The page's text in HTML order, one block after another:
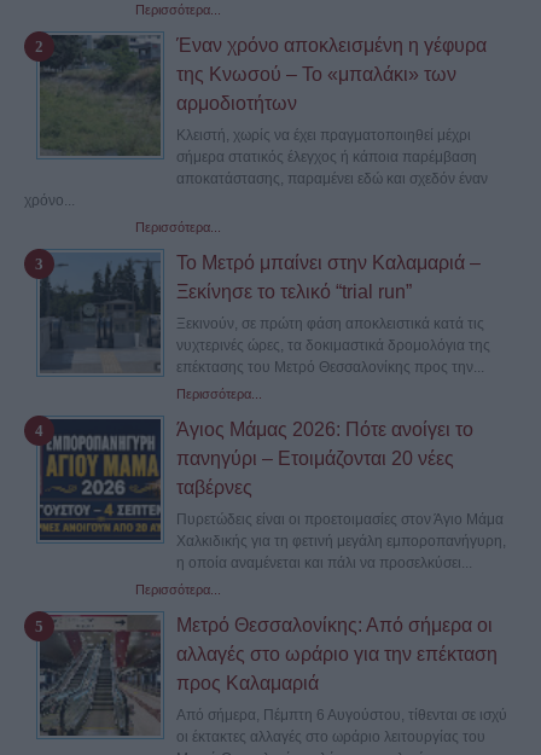
Περισσότερα...
Έναν χρόνο αποκλεισμένη η γέφυρα
της Κνωσού – Το «μπαλάκι» των
αρμοδιοτήτων
Κλειστή, χωρίς να έχει πραγματοποιηθεί μέχρι
σήμερα στατικός έλεγχος ή κάποια παρέμβαση
αποκατάστασης, παραμένει εδώ και σχεδόν έναν
χρόνο...
Περισσότερα...
Το Μετρό μπαίνει στην Καλαμαριά –
Ξεκίνησε το τελικό “trial run”
Ξεκινούν, σε πρώτη φάση αποκλειστικά κατά τις
νυχτερινές ώρες, τα δοκιμαστικά δρομολόγια της
επέκτασης του Μετρό Θεσσαλονίκης προς την...
Περισσότερα...
Άγιος Μάμας 2026: Πότε ανοίγει το
πανηγύρι – Ετοιμάζονται 20 νέες
ταβέρνες
Πυρετώδεις είναι οι προετοιμασίες στον Άγιο Μάμα
Χαλκιδικής για τη φετινή μεγάλη εμποροπανήγυρη,
η οποία αναμένεται και πάλι να προσελκύσει...
Περισσότερα...
Μετρό Θεσσαλονίκης: Από σήμερα οι
αλλαγές στο ωράριο για την επέκταση
προς Καλαμαριά
Από σήμερα, Πέμπτη 6 Αυγούστου, τίθενται σε ισχύ
οι έκτακτες αλλαγές στο ωράριο λειτουργίας του